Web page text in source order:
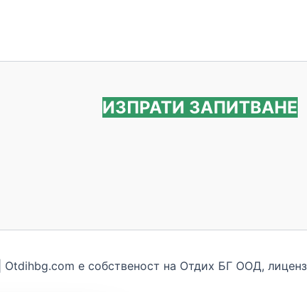
ИЗПРАТИ ЗАПИТВАНЕ
e собственост на Отдих БГ ООД, лиценз